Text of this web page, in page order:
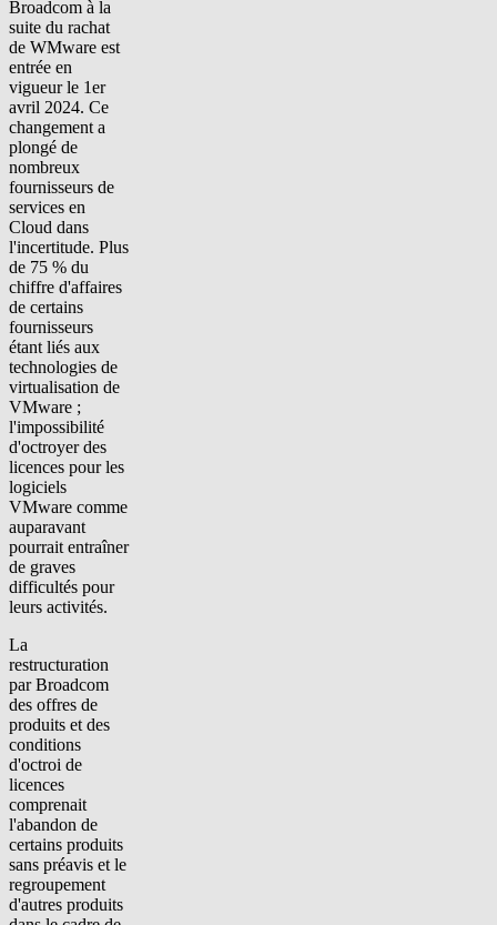
Broadcom à la
suite du rachat
de WMware est
entrée en
vigueur le 1er
avril 2024. Ce
changement a
plongé de
nombreux
fournisseurs de
services en
Cloud dans
l'incertitude. Plus
de 75 % du
chiffre d'affaires
de certains
fournisseurs
étant liés aux
technologies de
virtualisation de
VMware ;
l'impossibilité
d'octroyer des
licences pour les
logiciels
VMware comme
auparavant
pourrait entraîner
de graves
difficultés pour
leurs activités.
La
restructuration
par Broadcom
des offres de
produits et des
conditions
d'octroi de
licences
comprenait
l'abandon de
certains produits
sans préavis et le
regroupement
d'autres produits